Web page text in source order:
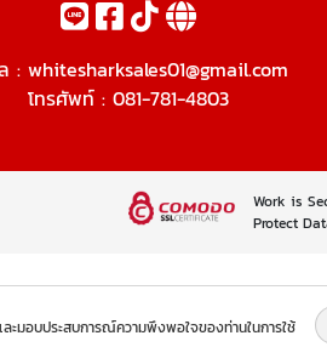
: whitesharksales01@gmail.com
โทรศัพท์ : 081-781-4803
Work is
Protect
ะมอบประสบการณ์ความพึงพอใจของท่านในการใช้